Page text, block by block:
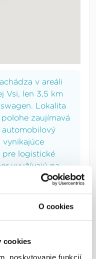
O cookies
cookies
poskytovanie funkcií
v areáli
Vsi, len 3,5 km
Lokalita
zaujímavá
automobilový
vynikajúce
pre logistické
využívajú na
Českej